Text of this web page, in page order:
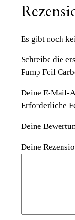
Es gibt noch
Schreibe die
Pump Foil
Deine E-Mail-
Erforderliche
Deine
Deine